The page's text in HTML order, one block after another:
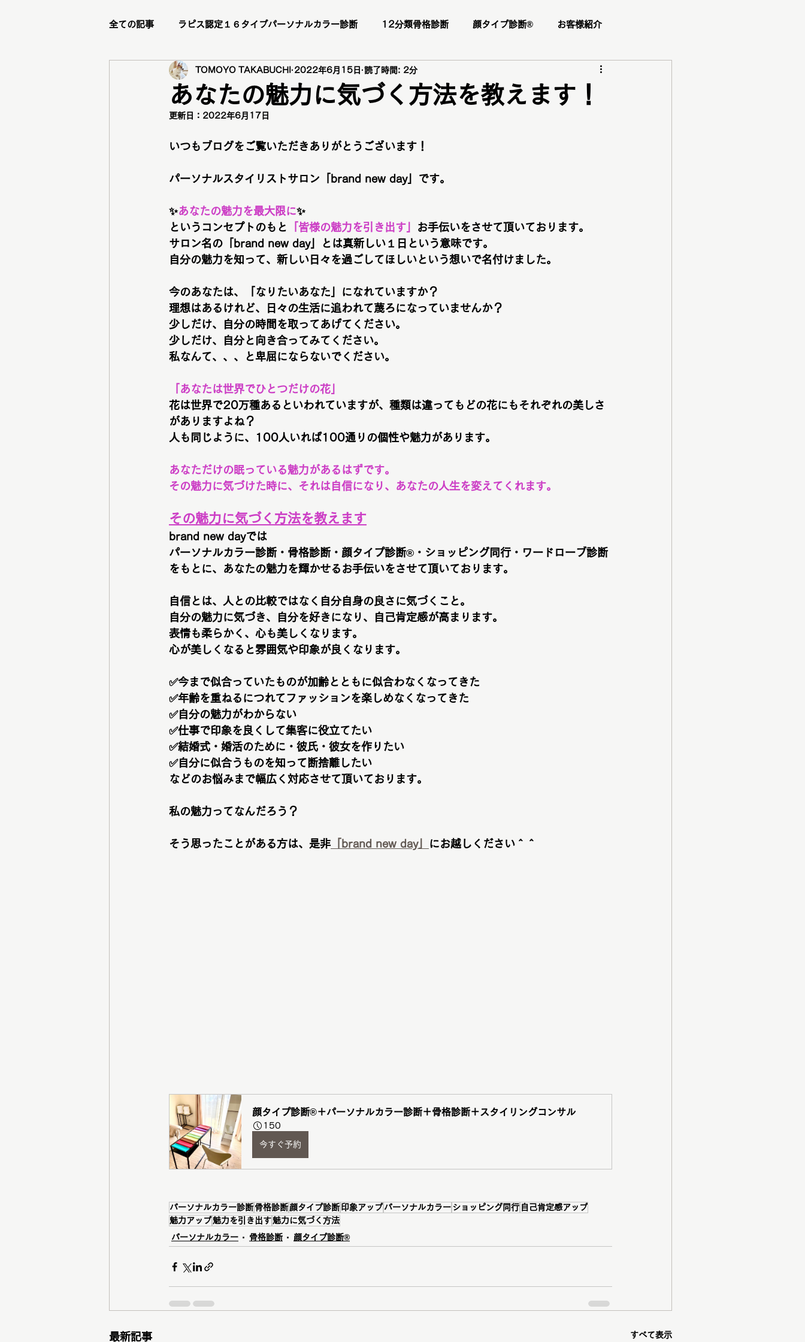
全ての記事 ラピス認定１６タイプパーソナルカラー診断 12分類骨格診断 顔タイプ診断®️ お客様紹介
ビフォーアフター リピーター様 お客様の感想 口コミ
ステージアップブランディング講座
グループ診断 骨格診断 顔タイプ診断
メニュー紹介 新メニュー ファッションカラー48タイプ診断 コスメ提案 プレゼント
あなたの魅力に気づく方法を教えます！
TOMOYO TAKABUCHI 2022年6月15日 読了時間: 2分
更新日： 2022年6月17日
いつもブログをご覧いただきありがとうございます！
パーソナルスタイリストサロン「brand new day」です。
✨あなたの魅力を最大限に✨
というコンセプトのもと
「皆様の魅力を引き出す」
お手伝いをさせて頂いております。
サロン名の「brand new day」とは真新しい１日という意味です。
自分の魅力を知って、新しい日々を過ごしてほしいという想いで名付けました。
今のあなたは、「なりたいあなた」になれていますか？
理想はあるけれど、日々の生活に追われて蔑ろになっていませんか？
少しだけ、自分の時間を取ってあげてください。
少しだけ、自分と向き合ってみてください。
私なんて、、、と卑屈にならないでください。
「あなたは世界でひとつだけの花」
花は世界で20万種あるといわれていますが、種類は違ってもどの花にもそれぞれの美しさ
がありますよね？
人も同じように、100人いれば100通りの個性や魅力があります。
あなただけの眠っている魅力があるはずです。
その魅力に気づけた時に、それは自信になり、あなたの人生を変えてくれます。
その魅力に気づく方法を教えます
brand new dayでは
パーソナルカラー診断・骨格診断・顔タイプ診断®︎・ショッピング同行・ワードローブ診断
をもとに、あなたの魅力を輝かせるお手伝いをさせて頂いております。
自信とは、人との比較ではなく自分自身の良さに気づくこと。
自分の魅力に気づき、自分を好きになり、自己肯定感が高まります。
表情も柔らかく、心も美しくなります。
心が美しくなると雰囲気や印象が良くなります。
✅今まで似合っていたものが加齢とともに似合わなくなってきた
✅年齢を重ねるにつれてファッションを楽しめなくなってきた
✅自分の魅力がわからない
✅仕事で印象を良くして集客に役立てたい
✅結婚式・婚活のために・彼氏・彼女を作りたい
✅自分に似合うものを知って断捨離したい
などのお悩みまで幅広く対応させて頂いております。
私の魅力ってなんだろう？
そう思ったことがある方は、是非 「brand new day」 にお越しください＾＾
顔タイプ診断®︎＋パーソナルカラー診断＋骨格診断＋スタイリングコンサル
150
今すぐ予約
パーソナルカラー診断 骨格診断 顔タイプ診断 印象アップ パーソナルカラー ショッピング同行 自己肯定感アップ
魅力アップ 魅力を引き出す 魅力に気づく方法
パーソナルカラー
骨格診断 顔タイプ診断®️
最新記事 すべて表示